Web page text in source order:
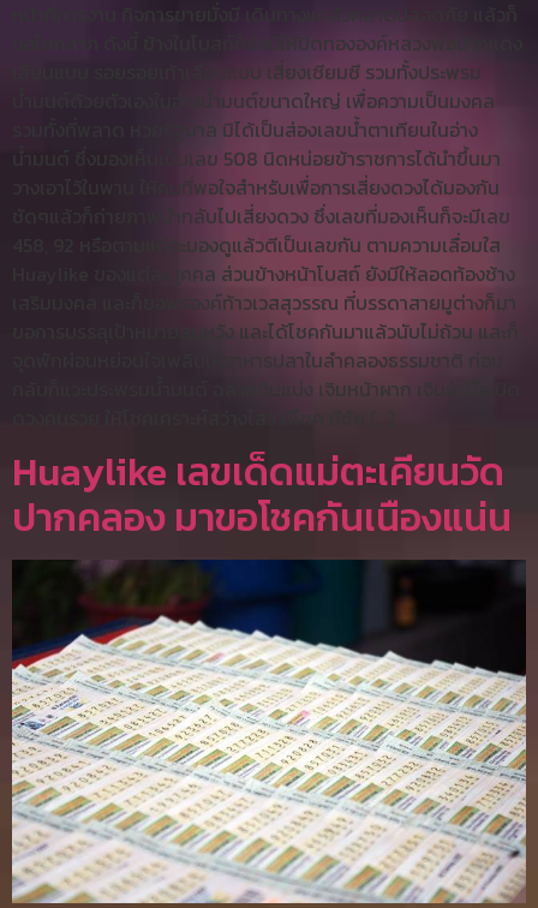
หน้าที่การงาน กิจการขายมั่งมี เดินทางแคล้วคลาดปลอดภัย แล้วก็
ขอโชคลาภ ดังนี้ ข้างในโบสถ์ก็ยังมีให้ปิดทององค์หลวงพ่อปากแดง
เลียนแบบ รอยรอยเท้าเลียนแบบ เสี่ยงเซียมซี รวมทั้งประพรม
น้ำมนต์ด้วยตัวเองในอ่างน้ำมนต์ขนาดใหญ่ เพื่อความเป็นมงคล
รวมทั้งที่พลาด หวยรัฐบาล มิได้เป็นส่องเลขน้ำตาเทียนในอ่าง
น้ำมนต์ ซึ่งมองเห็นเป็นเลข 508 นิดหน่อยข้าราชการได้นำขึ้นมา
วางเอาไว้ในพาน ให้คนที่พอใจสำหรับเพื่อการเสี่ยงดวงได้มองกัน
ชัดๆแล้วก็ถ่ายภาพนำกลับไปเสี่ยงดวง ซึ่งเลขที่มองเห็นก็จะมีเลข
458, 92 หรือตามแต่จะมองดูแล้วตีเป็นเลขกัน ตามความเลื่อมใส
Huaylike ของแต่ละบุคคล ส่วนข้างหน้าโบสถ์ ยังมีให้ลอดท้องช้าง
เสริมมงคล และก็ขอพรองค์ท้าวเวสสุวรรณ ที่บรรดาสายมูต่างก็มา
ขอการบรรลุเป้าหมายสมหวัง และได้โชคกันมาแล้วนับไม่ถ้วน และก็
จุดพักผ่อนหย่อนใจเพลินให้อาหารปลาในลำคลองธรรมชาติ ก่อน
กลับก็แวะประพรมน้ำมนต์ ฉลากกินแบ่ง เจิมหน้าผาก เจิมฝ่ามือเปิด
Huaylike เลขเด็ดแม่ตะเคียนวัด
ปากคลอง มาขอโชคกันเนืองแน่น